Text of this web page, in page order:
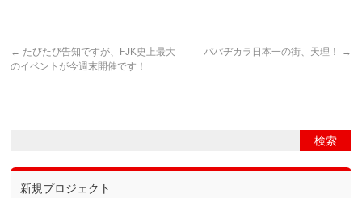
← たびたび告知ですが、FJK史上最大
のイベントが今週末開催です！
パパヂカラ日本一の街、天理！ →
新規プロジェクト